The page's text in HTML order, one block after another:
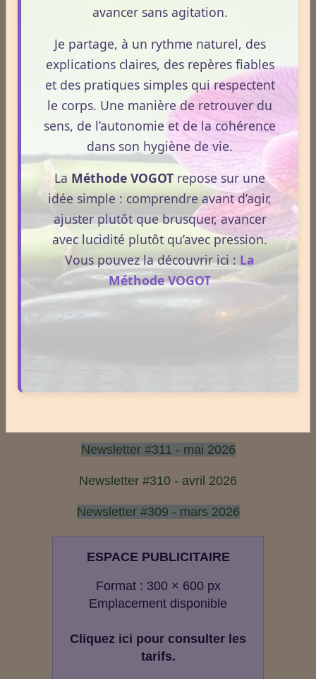
un intérêt grandissant pour ses usages externes et
son interaction avec le système endocannabinoïde.
Cet article propose une mise au point claire, moderne
et conforme à la réglementation française de 2026.
Lire la suite
La nuit n’est pas ce que vous croyez : comprendre ce qui
prépare réellement le réveil.
La nuit n’est pas seulement un moment de repos.
C’est une phase où le terrain se réorganise, se
décante et prépare la vitalité du lendemain.
Pourtant, peu de personnes savent réellement ce qui
se joue dans cette période silencieuse.
Lire la suite
Newsletter #311 - mai 2026
Newsletter #310 - avril 2026
Newsletter #309 - mars 2026
ESPACE PUBLICITAIRE
Format : 300 × 600 px
Emplacement disponible
Cliquez ici pour consulter les
tarifs.
avancer sans agitation.
Je partage, à un rythme naturel, des
explications claires, des repères fiables
et des pratiques simples qui respectent
le corps. Une manière de retrouver du
sens, de l’autonomie et de la cohérence
dans son hygiène de vie.
La Méthode VOGOT repose sur une
idée simple : comprendre avant d’agir,
ajuster plutôt que brusquer, avancer
avec lucidité plutôt qu’avec pression.
Vous pouvez la découvrir ici : La
Méthode VOGOT